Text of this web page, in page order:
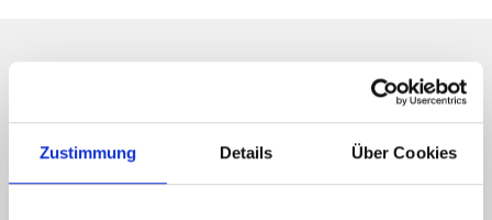
Zustimmung Details Über Cookies